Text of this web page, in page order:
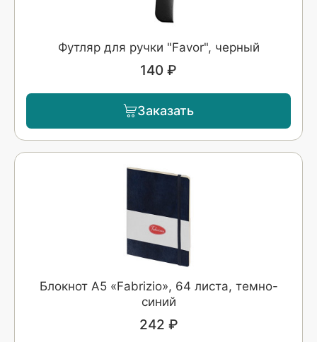
Футляр для ручки "Favor", черный
140 ₽
Заказать
Блокнот А5 «Fabrizio», 64 листа, темно-
синий
242 ₽